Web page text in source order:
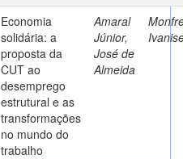
Economia
solidária: a
proposta da
CUT ao
desemprego
estrutural e as
transformações
no mundo do
trabalho
Amaral
Júnior,
José de
Almeida